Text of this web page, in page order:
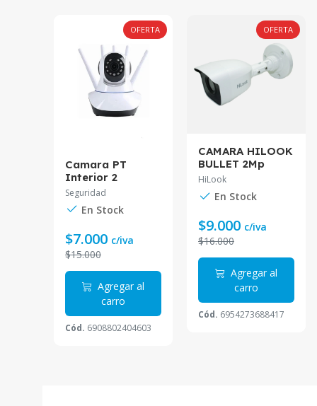
OFERTA
Camara PT
Interior 2
Antenas MCASA
D-240460
Seguridad
En Stock
$7.000 c/iva
$15.000
Agregar al
carro
Cód. 6908802404603
OFERTA
CAMARA HILOOK
BULLET 2Mp
2.8MM IR20 THC-
B120-PC
HiLook
En Stock
$9.000 c/iva
$16.000
Agregar al
carro
Cód. 6954273688417